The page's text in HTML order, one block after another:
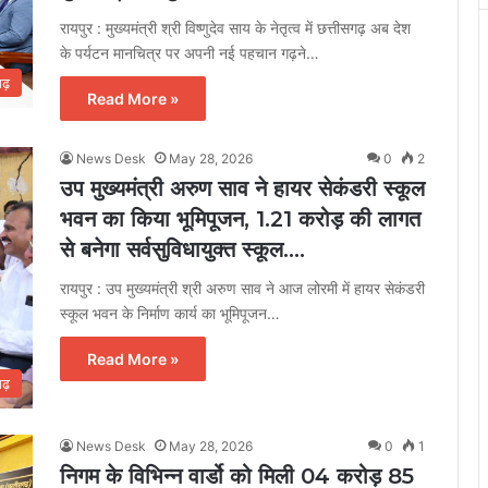
रायपुर : मुख्यमंत्री श्री विष्णुदेव साय के नेतृत्व में छत्तीसगढ़ अब देश
के पर्यटन मानचित्र पर अपनी नई पहचान गढ़ने…
Read More »
News Desk May 28, 2026 0 2
उप मुख्यमंत्री अरुण साव ने हायर सेकंडरी स्कूल
भवन का किया भूमिपूजन, 1.21 करोड़ की लागत
से बनेगा सर्वसुविधायुक्त स्कूल….
रायपुर : उप मुख्यमंत्री श्री अरुण साव ने आज लोरमी में हायर सेकंडरी
स्कूल भवन के निर्माण कार्य का भूमिपूजन…
Read More »
News Desk May 28, 2026 0 1
निगम के विभिन्न वार्डो को मिली 04 करोड़ 85